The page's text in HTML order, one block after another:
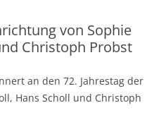
von Sophie
Christoph Probst
an den 72. Jahrestag der
Hans Scholl und Christoph